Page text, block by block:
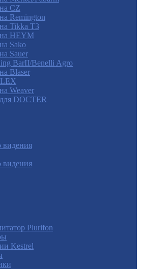
CZ
Remington
Tikka T3
HEYM
Sako
Sauer
BarII/Benelli Agro
Blaser
Weaver
DOCTER
видения
видения
Plurifon
Kestrel